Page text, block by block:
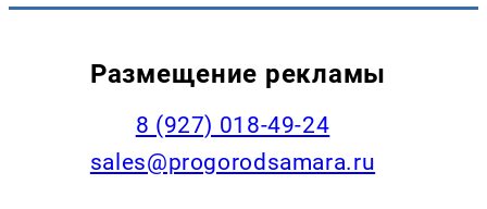
Размещение рекламы
8 (927) 018-49-24
sales@progorodsamara.ru